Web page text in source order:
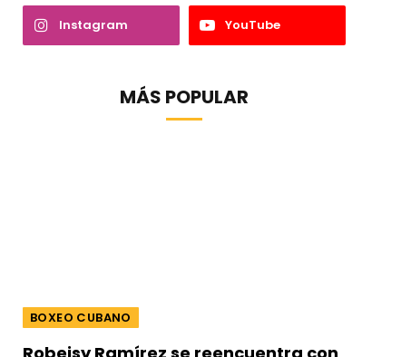
Instagram YouTube
MÁS POPULAR
BOXEO CUBANO